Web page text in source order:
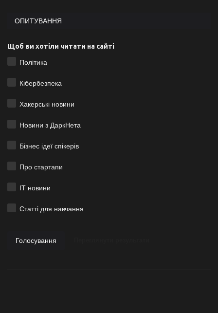
ОПИТУВАННЯ
Щоб ви хотіли читати на сайті
Політика
Кібербезпека
Хакерські новини
Новини з ДаркНета
Бізнес ідеї спікерів
Про стартапи
ІТ новини
Статті для навчання
Голосування